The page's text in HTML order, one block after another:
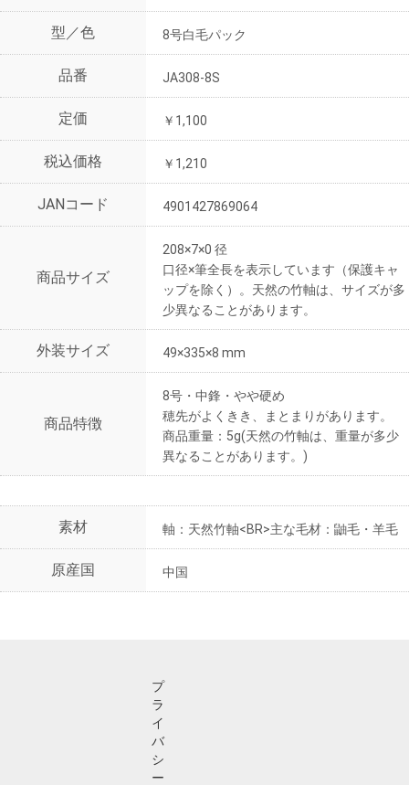
型／色 8号白毛パック
品番 JA308-8S
定価 ￥1,100
税込価格 ￥1,210
JANコード 4901427869064
商品サイズ
208×7×0 径
口径×筆全長を表示しています（保護キャ
ップを除く）。天然の竹軸は、サイズが多
少異なることがあります。
外装サイズ 49×335×8 mm
商品特徴
8号・中鋒・やや硬め
穂先がよくきき、まとまりがあります。
商品重量：5g(天然の竹軸は、重量が多少
異なることがあります。)
素材 軸：天然竹軸<BR>主な毛材：鼬毛・羊毛
原産国 中国
プ
ラ
イ
バ
シ
ー